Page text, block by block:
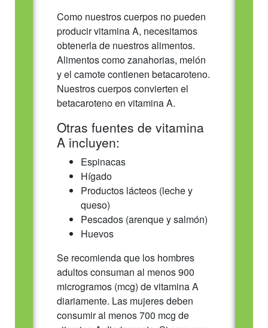
Como nuestros cuerpos no pueden
producir vitamina A, necesitamos
obtenerla de nuestros alimentos.
Alimentos como zanahorias, melón
y el camote contienen betacaroteno.
Nuestros cuerpos convierten el
betacaroteno en vitamina A.
Otras fuentes de vitamina
A incluyen:
Espinacas
Hígado
Productos lácteos (leche y
queso)
Pescados (arenque y salmón)
Huevos
Se recomienda que los hombres
adultos consuman al menos 900
microgramos (mcg) de vitamina A
diariamente. Las mujeres deben
consumir al menos 700 mcg de